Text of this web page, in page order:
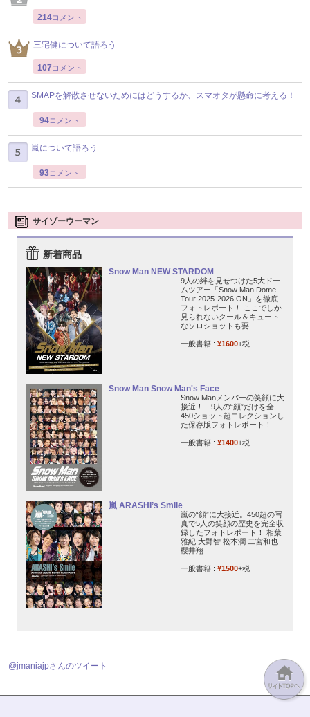
214コメント
三宅健について語ろう
107 コメント
SMAPを解散させないためにはどうするか、スマオタが懸命に考える！
94コメント
嵐について語ろう
93コメント
サイゾーウーマン
新着商品
Snow Man NEW STARDOM
9人の絆を見せつけた5大ドー
ムツアー「Snow Man Dome
Tour 2025-2026 ON」を徹底
フォトレポート！ ここでしか
見られないクール＆キュート
なソロショットも要...
一般書籍 : ¥1600+税
Snow Man Snow Man's Face
Snow Manメンバーの笑顔に大
接近！ 9人の“顔”だけを全
450ショット超コレクションし
た保存版フォトレポート！
一般書籍 : ¥1400+税
嵐 ARASHI’s Smile
嵐の“顔”に大接近。450超の写
真で5人の笑顔の歴史を完全収
録したフォトレポート！ 相葉
雅紀 大野智 松本潤 二宮和也
櫻井翔
一般書籍 : ¥1500+税
@jmaniajpさんのツイート